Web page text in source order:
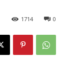
0
1714